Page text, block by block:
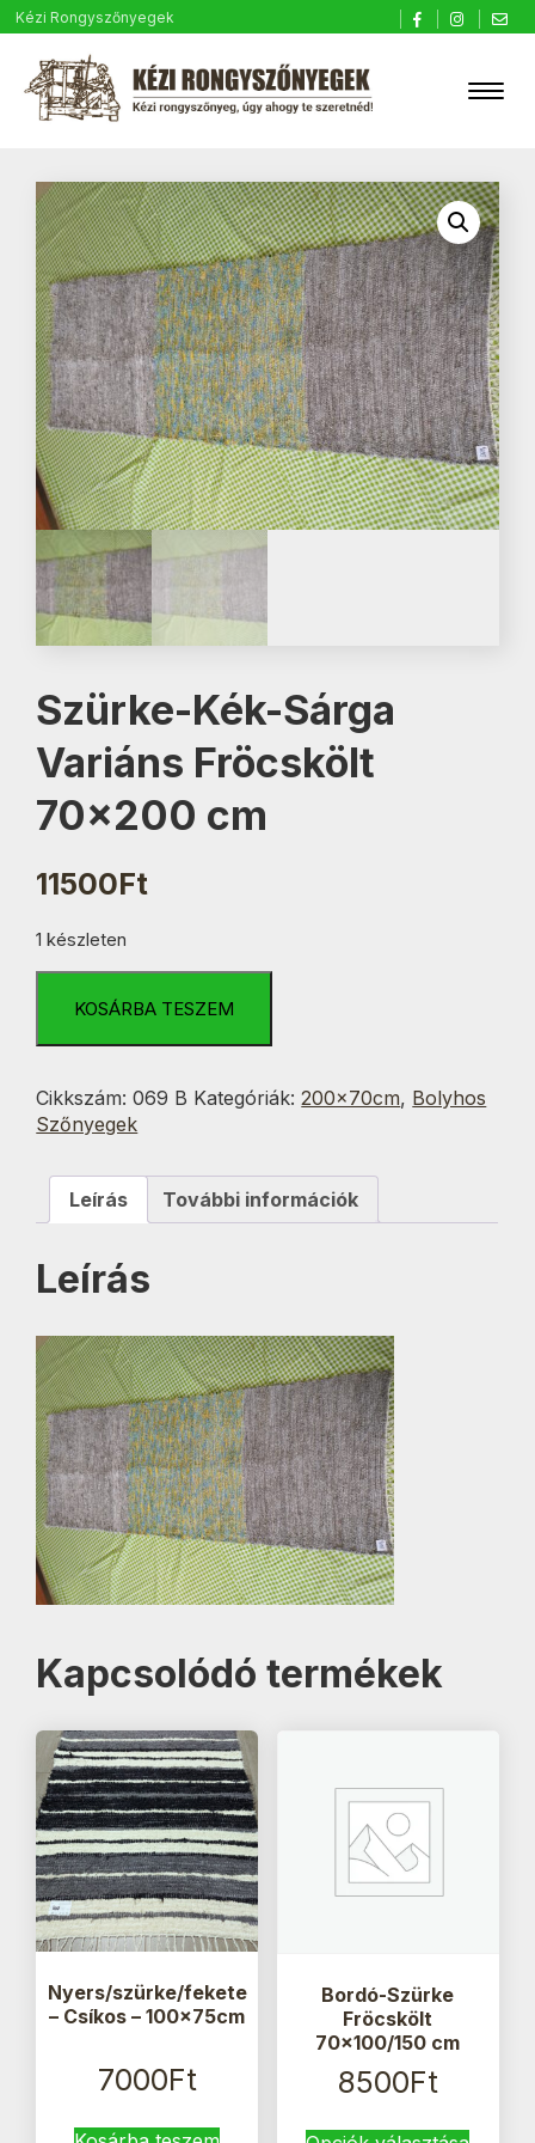
Kézi Rongyszőnyegek
Szürke-Kék-Sárga
Variáns Fröcskölt
70×200 cm
11500Ft
1 készleten
Kék-
Fröcskölt
70x200
cm
KOSÁRBA TESZEM
Cikkszám:069 B Kategóriák:200x70cm, Bolyhos
Szőnyegek
Leírás További információk
Leírás
Kapcsolódó termékek
Nyers/szürke/fekete
– Csíkos – 100x75cm
7000Ft
Bordó-Szürke
Fröcskölt
70×100/150 cm
8500Ft